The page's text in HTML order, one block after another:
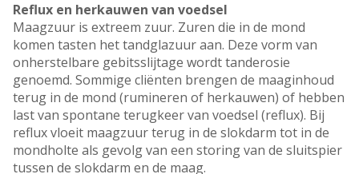
Reflux en herkauwen van voedsel
Maagzuur is extreem zuur. Zuren die in de mond
komen tasten het tandglazuur aan. Deze vorm van
onherstelbare gebitsslijtage wordt tanderosie
genoemd. Sommige cliënten brengen de maaginhoud
terug in de mond (rumineren of herkauwen) of hebben
last van spontane terugkeer van voedsel (reflux). Bij
reflux vloeit maagzuur terug in de slokdarm tot in de
mondholte als gevolg van een storing van de sluitspier
tussen de slokdarm en de maag.